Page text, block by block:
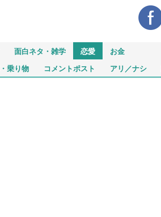
面白ネタ・雑学 恋愛 お金
乗り物 コメントポスト アリ／ナシ